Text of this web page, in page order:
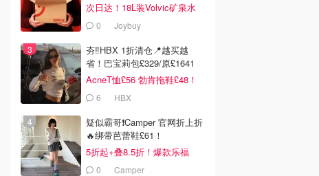
次日达！18L装Volvic矿泉水
£110 Joybuy
夯‼️HBX 1折清仓📍越买越
省！巴宝莉包£329/原£1641
AcneT恤£56 勃肯拖鞋£48！
6 HBX
疑似霸哥❗️Camper 官网折上折
🔥绑带芭蕾鞋£61！
5折起+叠8.5折！爆款乐福
£68！
0 Camper